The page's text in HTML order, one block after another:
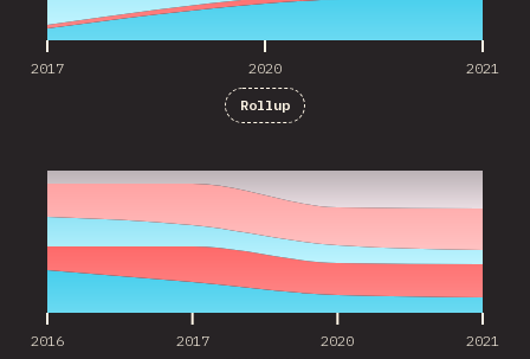
2017 2020 2021
Rollup
2016 2017 2020 2021